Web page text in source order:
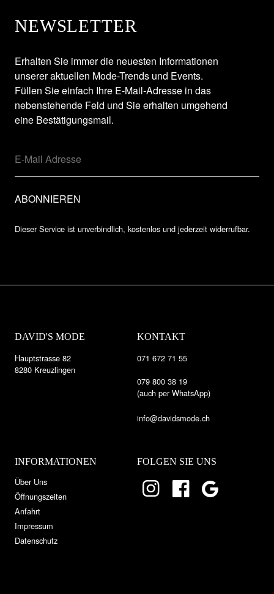
NEWSLETTER
Erhalten Sie immer die neuesten Informationen
unserer aktuellen Mode-Trends und Events.
Füllen Sie einfach Ihre E-Mail-Adresse in das
nebenstehende Feld und Sie erhalten umgehend
eine Bestätigungsmail.
Dieser Service ist unverbindlich, kostenlos und jederzeit widerrufbar.
DAVID'S MODE
Hauptstrasse 82
8280 Kreuzlingen
KONTAKT
071 672 71 55
079 800 38 19
(auch per WhatsApp)
info@davidsmode.ch
INFORMATIONEN
Über Uns
Öffnungszeiten
Anfahrt
Impressum
Datenschutz
FOLGEN SIE UNS